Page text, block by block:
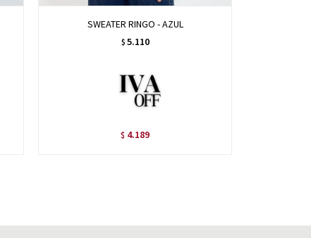
SWEATER RINGO - AZUL
$ 5.110
$ 4.189